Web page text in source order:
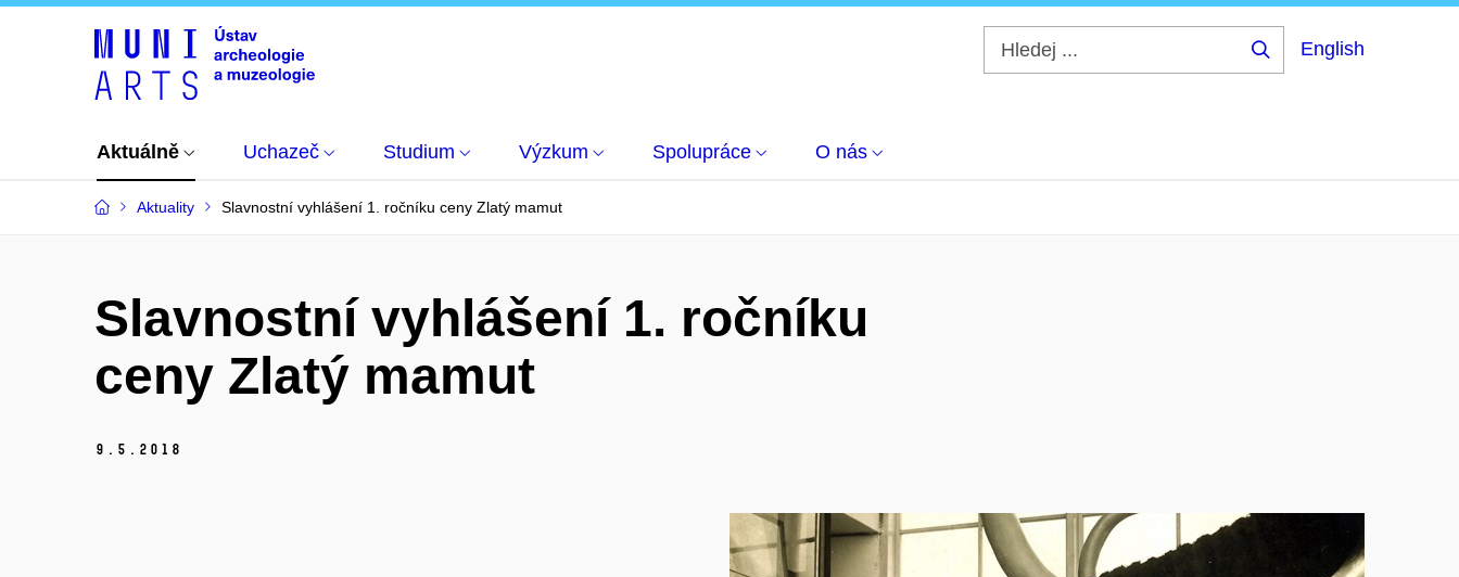
English
Aktuálně Uchazeč Studium Výzkum Spolupráce O nás
Aktuality Slavnostní vyhlášení 1. ročníku ceny Zlatý mamut
Slavnostní vyhlášení 1. ročníku
ceny Zlatý mamut
9. 5. 2018